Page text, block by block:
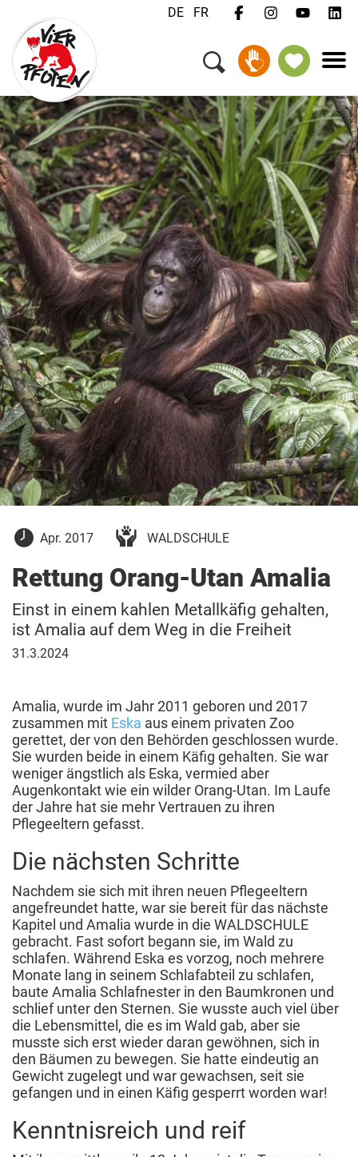
DE FR
8.
Apr. 2017 WALDSCHULE
Rettung Orang-Utan Amalia
Einst in einem kahlen Metallkäfig gehalten,
ist Amalia auf dem Weg in die Freiheit
31.
31.3.2024
Amalia, wurde im Jahr 2011 geboren und 2017
zusammen mit Eska aus einem privaten Zoo
gerettet, der von den Behörden geschlossen wurde.
Sie wurden beide in einem Käfig gehalten. Sie war
weniger ängstlich als Eska, vermied aber
Augenkontakt wie ein wilder Orang-Utan. Im Laufe
der Jahre hat sie mehr Vertrauen zu ihren
Pflegeeltern gefasst.
Die nächsten Schritte
Nachdem sie sich mit ihren neuen Pflegeeltern
angefreundet hatte, war sie bereit für das nächste
Kapitel und Amalia wurde in die WALDSCHULE
gebracht. Fast sofort begann sie, im Wald zu
schlafen. Während Eska es vorzog, noch mehrere
Monate lang in seinem Schlafabteil zu schlafen,
baute Amalia Schlafnester in den Baumkronen und
schlief unter den Sternen. Sie wusste auch viel über
die Lebensmittel, die es im Wald gab, aber sie
musste sich erst wieder daran gewöhnen, sich in
den Bäumen zu bewegen. Sie hatte eindeutig an
Gewicht zugelegt und war gewachsen, seit sie
gefangen und in einen Käfig gesperrt worden war!
Kenntnisreich und reif